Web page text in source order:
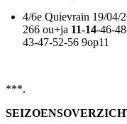
4/6e Quievrain 19/
266 ou+ja 11-14-46-
43-47-52-56 9op11
***.